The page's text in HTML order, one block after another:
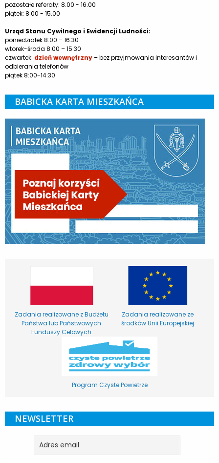
pozostałe referaty: 8.00 - 16.00
piątek: 8.00 - 15.00
Urząd Stanu Cywilnego i Ewidencji Ludności:
poniedziałek 8:00 – 16:30
wtorek-środa 8:00 – 15:30
czwartek: dzień wewnętrzny– bez przyjmowania interesantów i
odbierania telefonów
piątek 8:00-14:30
BABICKA KARTA MIESZKAŃCA
Zadania realizowane z Budżetu
Państwa lub Państwowych
Funduszy Celowych
Zadania realizowane ze
środków Unii Europejskiej
Program Czyste Powietrze
NEWSLETTER